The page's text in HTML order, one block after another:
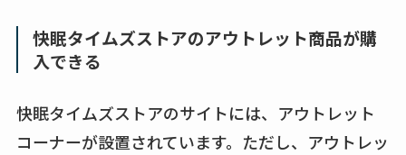
快眠タイムズストアのアウトレット商品が購
入できる
快眠タイムズストアのサイトには、アウトレット
コーナーが設置されています。ただし、アウトレッ